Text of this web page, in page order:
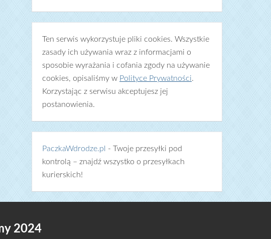
Ten serwis wykorzystuje pliki cookies. Wszystkie
zasady ich używania wraz z informacjami o
sposobie wyrażania i cofania zgody na używanie
cookies, opisaliśmy w Polityce Prywatności.
Korzystając z serwisu akceptujesz jej
postanowienia.
PaczkaWdrodze.pl
- Twoje przesyłki pod
kontrolą – znajdź wszystko o przesyłkach
kurierskich!
2024